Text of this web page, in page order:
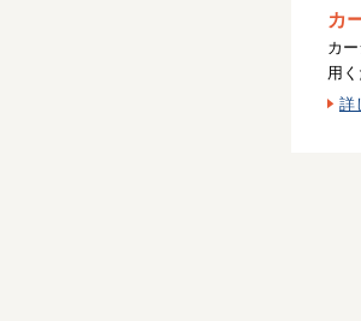
カ
カ
用く
詳